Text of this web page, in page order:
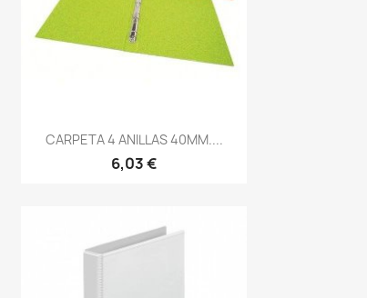
Vista rápida
CARPETA 4 ANILLAS 40MM....
6,03 €